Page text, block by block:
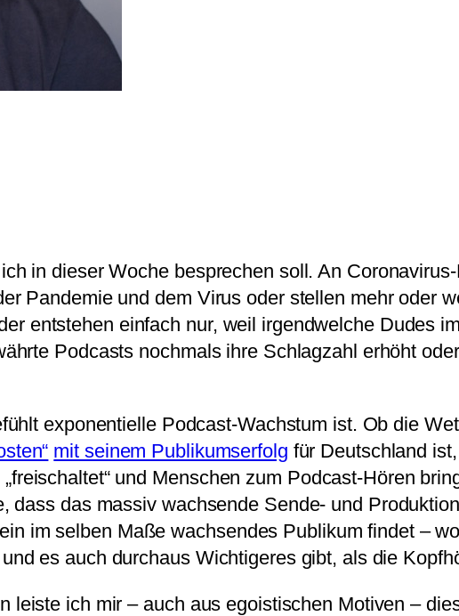
in dieser Woche besprechen soll. An
Pandemie und dem Virus oder stellen mehr oder
entstehen einfach nur, weil irgendwelche Dudes
Podcasts nochmals ihre Schlagzahl erhöht
exponentielle Podcast-Wachstum ist. Ob die
mit seinem Publikumserfolg für Deutschland
und Menschen zum Podcast-Hören
dass das massiv wachsende Sende- und
im selben Maße wachsendes Publikum findet –
es auch durchaus Wichtigeres gibt, als die
leiste ich mir – auch aus egoistischen Motiven –